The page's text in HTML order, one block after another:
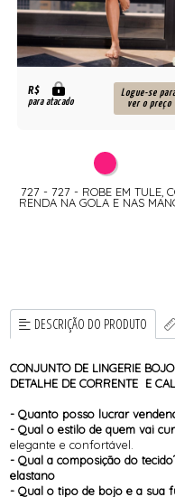
R$
para atacado
Logue-se
ver o preço
727 - 727 - ROBE EM TULE,
RENDA NA GOLA E NAS
DESCRIÇÃO DO PRODUTO
CONJUNTO DE LINGERIE
DETALHE DE CORRENTE E
- Quanto posso lucrar
- Qual o estilo de quem vai
elegante e confortável.
- Qual a composição do
elastano
- Qual o tipo de bojo e a sua